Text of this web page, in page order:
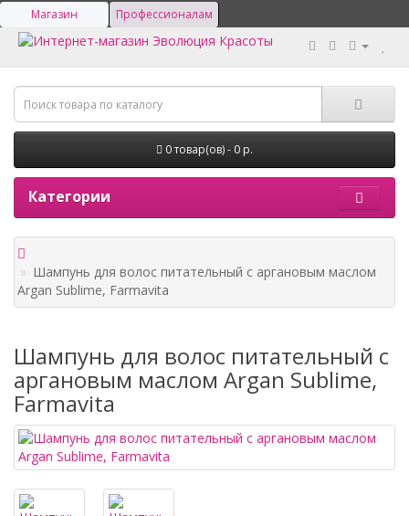
Магазин Профессионалам
0 товар(ов) - 0 р.
Категории
Шампунь для волос питательный с аргановым маслом
Argan Sublime, Farmavita
Шампунь для волос питательный с
аргановым маслом Argan Sublime,
Farmavita